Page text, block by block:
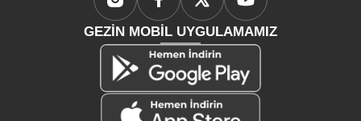
GEZİN MOBİL UYGULAMAMIZ